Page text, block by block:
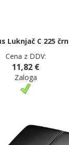
Luknjač C 225 črn
Cena z DDV:
11,82 €
Zaloga